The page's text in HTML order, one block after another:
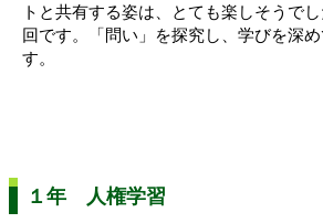
トと共有する姿は、とても楽しそうで
回です。「問い」を探究し、学びを深
す。
１年 人権学習